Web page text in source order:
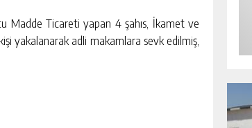
Madde Ticareti yapan 4 şahıs, İkamet ve
yakalanarak adli makamlara sevk edilmiş,